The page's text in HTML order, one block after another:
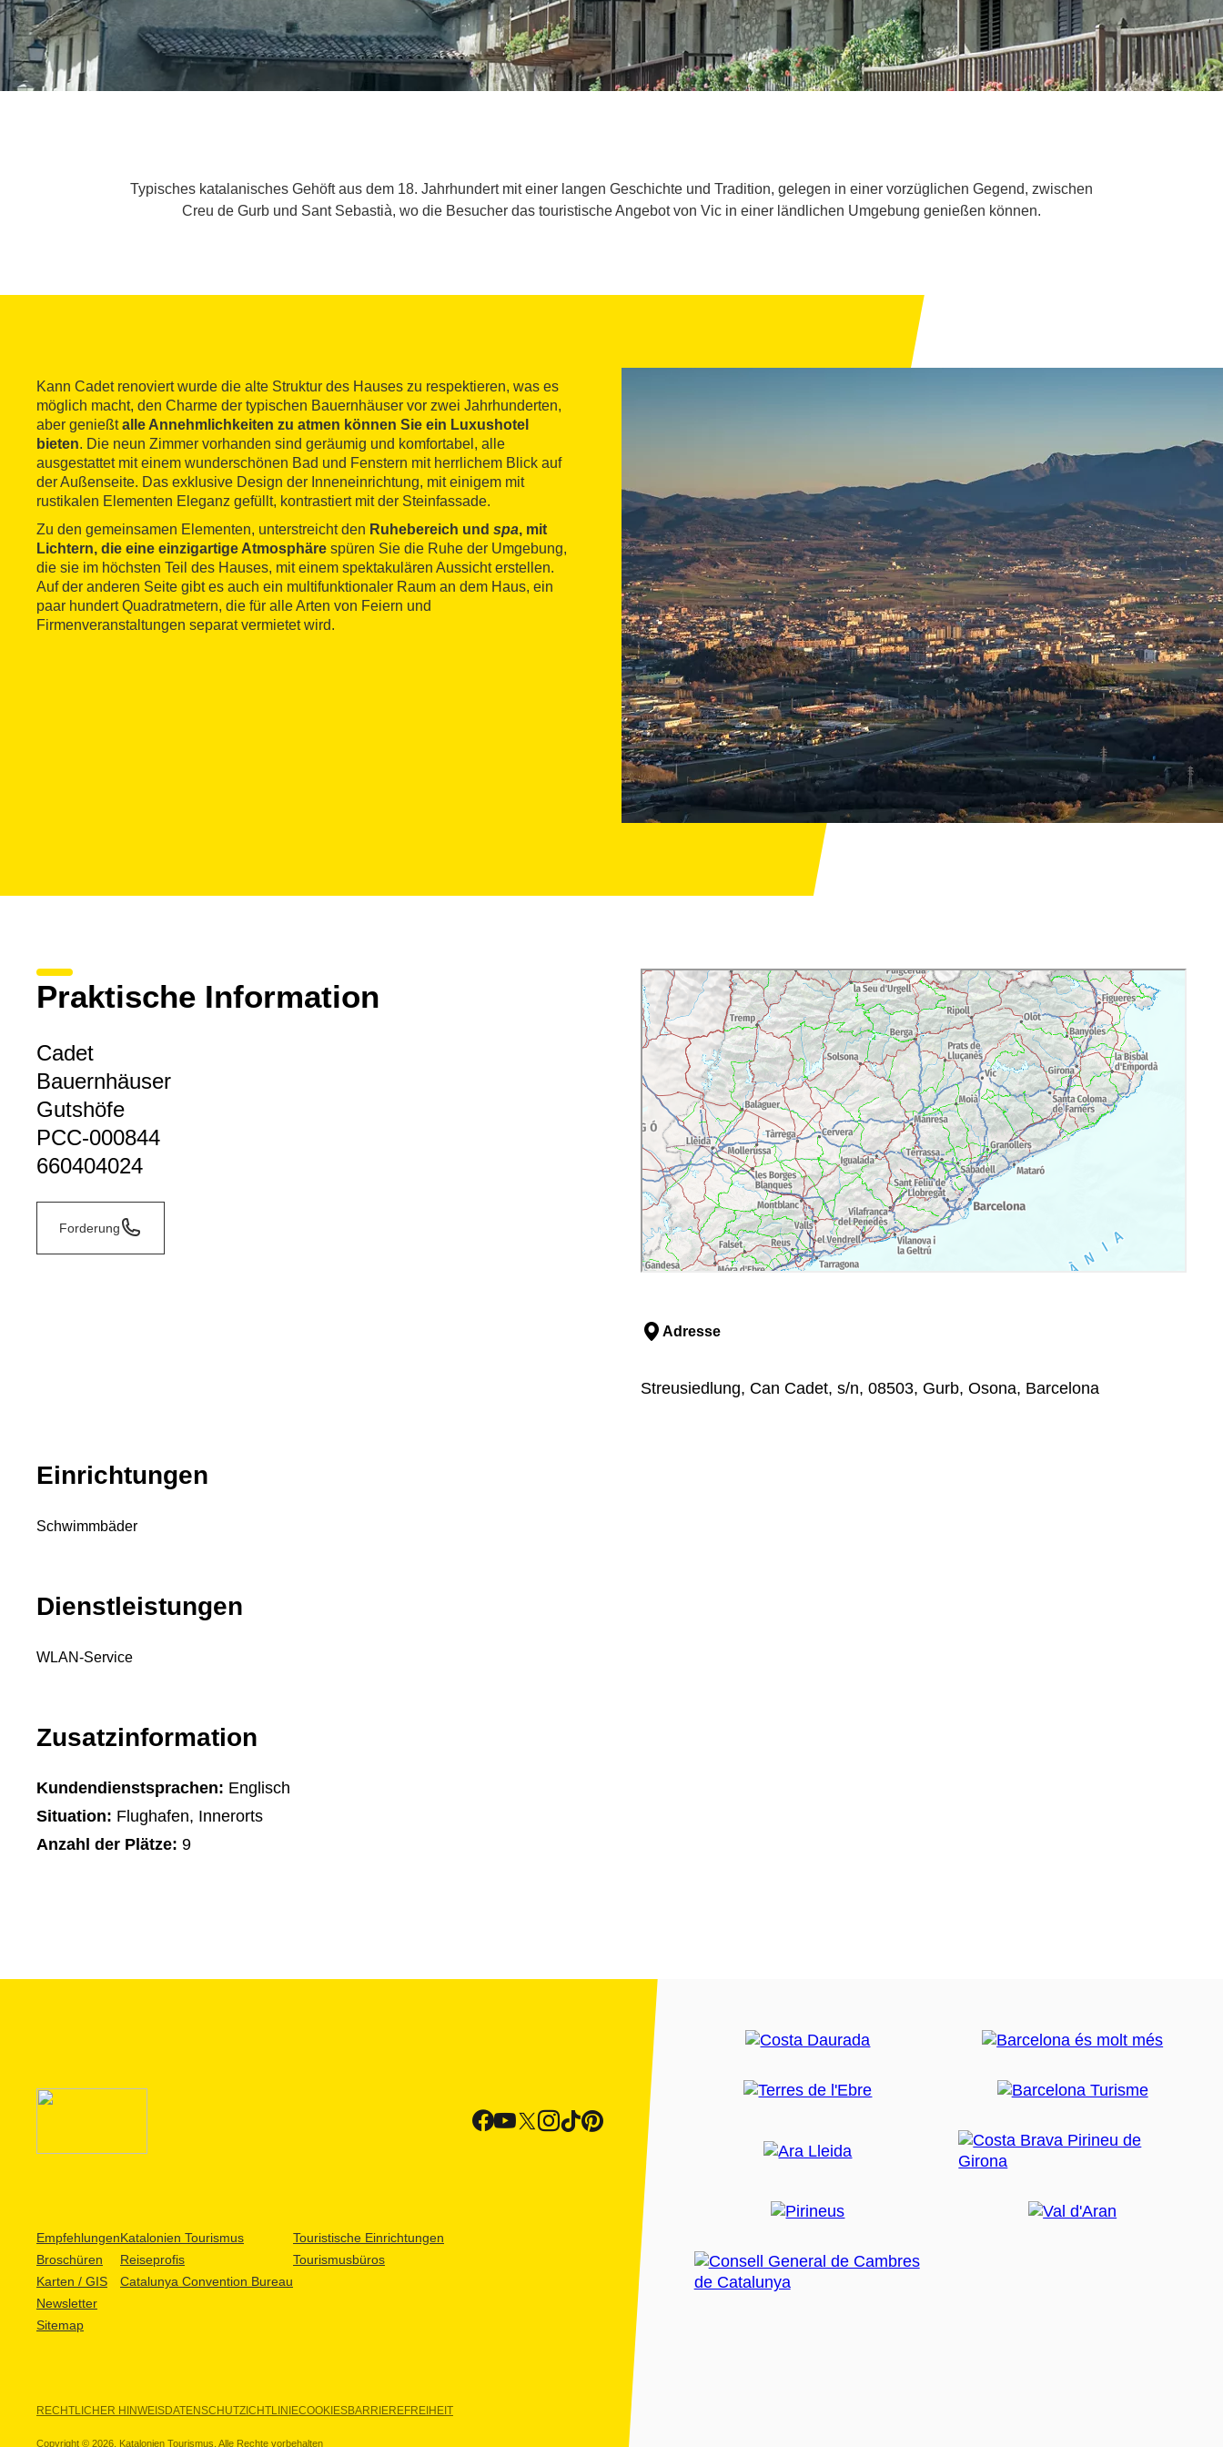
Typisches katalanisches Gehöft aus dem 18. Jahrhundert mit einer langen Geschichte und Tradition, gelegen in einer vorzüglichen Gegend, zwischen
Creu de Gurb und Sant Sebastià, wo die Besucher das touristische Angebot von Vic in einer ländlichen Umgebung genießen können.
Kann Cadet renoviert wurde die alte Struktur des Hauses zu respektieren, was es
möglich macht, den Charme der typischen Bauernhäuser vor zwei Jahrhunderten,
aber genießtalle Annehmlichkeiten zu atmen können Sie ein Luxushotel
bieten. Die neun Zimmer vorhanden sind geräumig und komfortabel, alle
ausgestattet mit einem wunderschönen Bad und Fenstern mit herrlichem Blick auf
der Außenseite. Das exklusive Design der Inneneinrichtung, mit einigem mit
rustikalen Elementen Eleganz gefüllt, kontrastiert mit der Steinfassade.
Zu den gemeinsamen Elementen, unterstreicht den Ruhebereich und spa, mit
Lichtern, die eine einzigartige Atmosphäre spüren Sie die Ruhe der Umgebung,
die sie im höchsten Teil des Hauses, mit einem spektakulären Aussicht erstellen.
Auf der anderen Seite gibt es auch ein multifunktionaler Raum an dem Haus, ein
paar hundert Quadratmetern, die für alle Arten von Feiern und
Firmenveranstaltungen separat vermietet wird.
Praktische Information
Cadet
Bauernhäuser
Gutshöfe
PCC-000844
660404024
Forderung
Adresse
Streusiedlung, Can Cadet, s/n, 08503, Gurb, Osona, Barcelona
Einrichtungen
Schwimmbäder
Dienstleistungen
WLAN-Service
Zusatzinformation
Kundendienstsprachen: Englisch
Situation: Flughafen, Innerorts
Anzahl der Plätze: 9
Empfehlungen
Broschüren
Karten / GIS
Newsletter
Sitemap
Katalonien Tourismus
Reiseprofis
Catalunya Convention Bureau
Touristische Einrichtungen
Tourismusbüros
RECHTLICHER HINWEISDATENSCHUTZICHTLINIECOOKIESBARRIEREFREIHEIT
Copyright © 2026. Katalonien Tourismus. Alle Rechte vorbehalten